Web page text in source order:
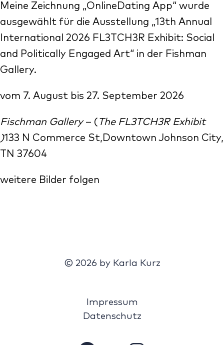
Meine Zeichnung „OnlineDating App“ wurde
ausgewählt für die Ausstellung „13th Annual
International 2026 FL3TCH3R Exhibit: Social
and Politically Engaged Art“ in der Fishman
Gallery.
vom 7. August bis 27. September 2026
Fischman Gallery– ( The FL3TCH3R Exhibit
)133 N Commerce St,Downtown Johnson City,
TN 37604
weitere Bilder folgen
© 2026 by Karla Kurz
Impressum
Datenschutz